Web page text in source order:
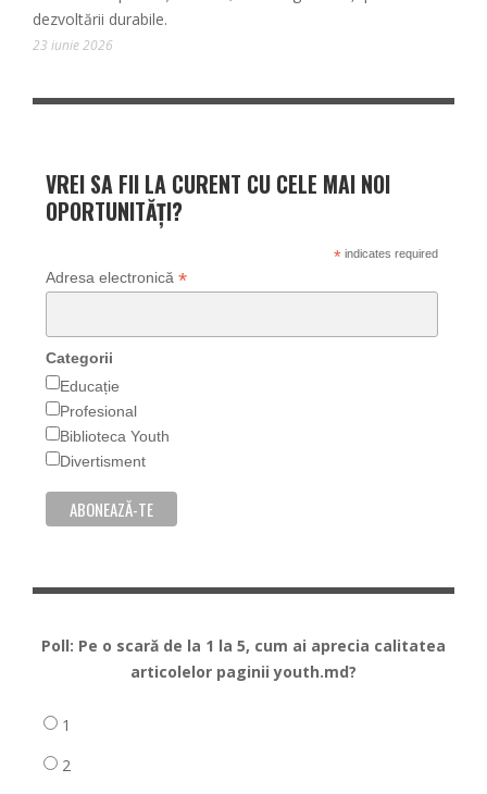
dezvoltării durabile.
23 iunie 2026
VREI SA FII LA CURENT CU CELE MAI NOI
OPORTUNITĂȚI?
*indicates required
Adresa electronică *
Categorii
Educație
Profesional
Biblioteca Youth
Divertisment
Poll: Pe o scară de la 1 la 5, cum ai aprecia calitatea
articolelor paginii youth.md?
1
2